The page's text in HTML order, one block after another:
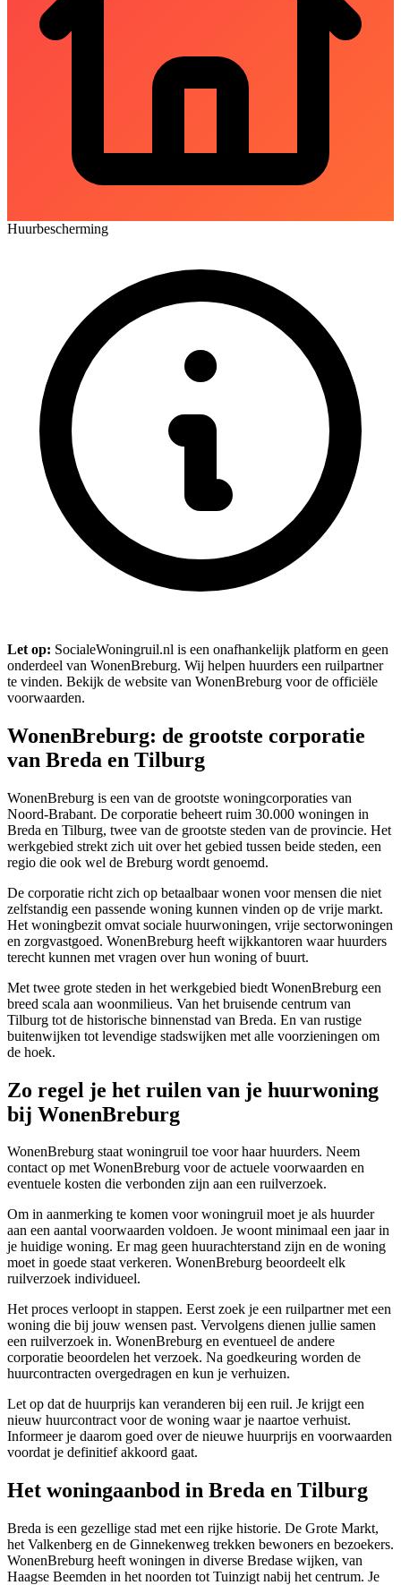
Huurbescherming
Let op: SocialeWoningruil.nl is een onafhankelijk platform en geen
onderdeel van WonenBreburg. Wij helpen huurders een ruilpartner
te vinden. Bekijk de website van WonenBreburg voor de officiële
voorwaarden.
WonenBreburg: de grootste corporatie
van Breda en Tilburg
WonenBreburg is een van de grootste woningcorporaties van
Noord-Brabant. De corporatie beheert ruim 30.000 woningen in
Breda en Tilburg, twee van de grootste steden van de provincie. Het
werkgebied strekt zich uit over het gebied tussen beide steden, een
regio die ook wel de Breburg wordt genoemd.
De corporatie richt zich op betaalbaar wonen voor mensen die niet
zelfstandig een passende woning kunnen vinden op de vrije markt.
Het woningbezit omvat sociale huurwoningen, vrije sectorwoningen
en zorgvastgoed. WonenBreburg heeft wijkkantoren waar huurders
terecht kunnen met vragen over hun woning of buurt.
Met twee grote steden in het werkgebied biedt WonenBreburg een
breed scala aan woonmilieus. Van het bruisende centrum van
Tilburg tot de historische binnenstad van Breda. En van rustige
buitenwijken tot levendige stadswijken met alle voorzieningen om
de hoek.
Zo regel je het ruilen van je huurwoning
bij WonenBreburg
WonenBreburg staat woningruil toe voor haar huurders. Neem
contact op met WonenBreburg voor de actuele voorwaarden en
eventuele kosten die verbonden zijn aan een ruilverzoek.
Om in aanmerking te komen voor woningruil moet je als huurder
aan een aantal voorwaarden voldoen. Je woont minimaal een jaar in
je huidige woning. Er mag geen huurachterstand zijn en de woning
moet in goede staat verkeren. WonenBreburg beoordeelt elk
ruilverzoek individueel.
Het proces verloopt in stappen. Eerst zoek je een ruilpartner met een
woning die bij jouw wensen past. Vervolgens dienen jullie samen
een ruilverzoek in. WonenBreburg en eventueel de andere
corporatie beoordelen het verzoek. Na goedkeuring worden de
huurcontracten overgedragen en kun je verhuizen.
Let op dat de huurprijs kan veranderen bij een ruil. Je krijgt een
nieuw huurcontract voor de woning waar je naartoe verhuist.
Informeer je daarom goed over de nieuwe huurprijs en voorwaarden
voordat je definitief akkoord gaat.
Het woningaanbod in Breda en Tilburg
Breda is een gezellige stad met een rijke historie. De Grote Markt,
het Valkenberg en de Ginnekenweg trekken bewoners en bezoekers.
WonenBreburg heeft woningen in diverse Bredase wijken, van
Haagse Beemden in het noorden tot Tuinzigt nabij het centrum. Je